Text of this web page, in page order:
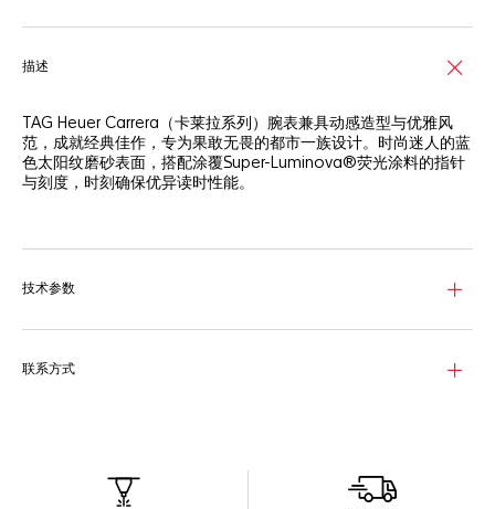
描述
TAG Heuer Carrera（卡莱拉系列）腕表兼具动感造型与优雅风
范，成就经典佳作，专为果敢无畏的都市一族设计。时尚迷人的蓝
色太阳纹磨砂表面，搭配涂覆Super-Luminova®荧光涂料的指针
与刻度，时刻确保优异读时性能。
腕表配备华贵的蓝色鳄鱼皮表带，精钢折叠表扣设有安全按钮和
技术参数
联系方式